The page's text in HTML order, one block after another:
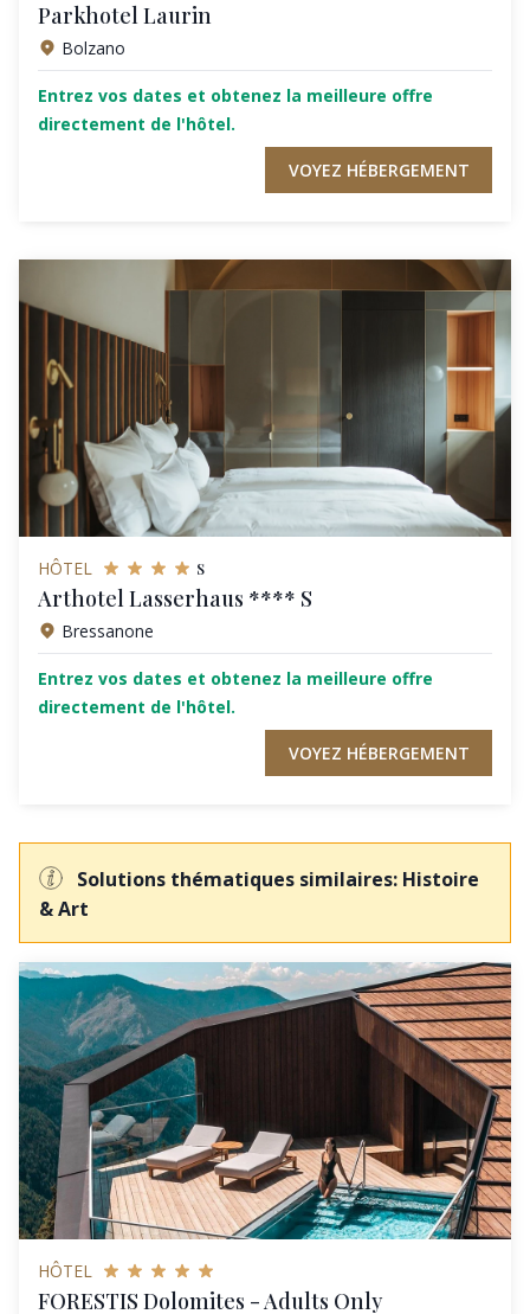
Parkhotel Laurin
Bolzano
Entrez vos dates et obtenez la meilleure offre
directement de l'hôtel.
VOYEZ HÉBERGEMENT
HÔTEL s
Arthotel Lasserhaus **** S
Bressanone
Entrez vos dates et obtenez la meilleure offre
directement de l'hôtel.
VOYEZ HÉBERGEMENT
Solutions thématiques similaires: Histoire
& Art
HÔTEL
FORESTIS Dolomites - Adults Only